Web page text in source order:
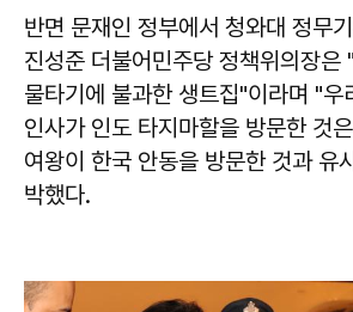
반면 문재인 정부에서 청와대 정무
진성준 더불어민주당 정책위의장은
물타기에 불과한 생트집"이라며 "우
인사가 인도 타지마할을 방문한 것
여왕이 한국 안동을 방문한 것과 유
박했다.